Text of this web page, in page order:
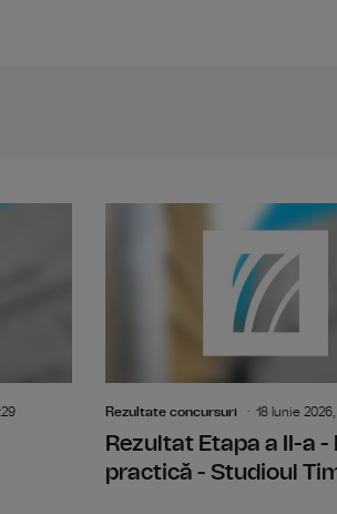
Rezultat proba scrisa - concursul de
Rezultate concursuri 18 Iunie 2026,
Rezultat Etapa a II-a -
practică - Studioul